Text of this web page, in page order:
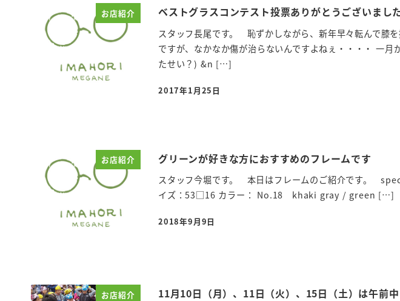
お店紹介 ベストグラスコンテスト投票ありがとうございまし
スタッフ長尾です。 恥ずかしながら、新年早々転んで膝
ですが、なかなか傷が治らないんですよねぇ・・・・ 一月
たせい？) &n […]
投稿日
2017年1月25日
お店紹介 グリーンが好きな方におすすめのフレームです
スタッフ今堀です。 本日はフレームのご紹介です。
イズ：53□16 カラー： No.18 khaki gray / green […]
投稿日
2018年9月9日
お店紹介
11月10日（月）、11日（火）、15日（土）は午前